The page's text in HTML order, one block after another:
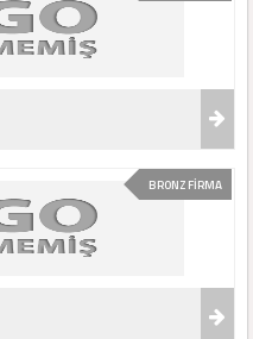
BRONZ FİRMA